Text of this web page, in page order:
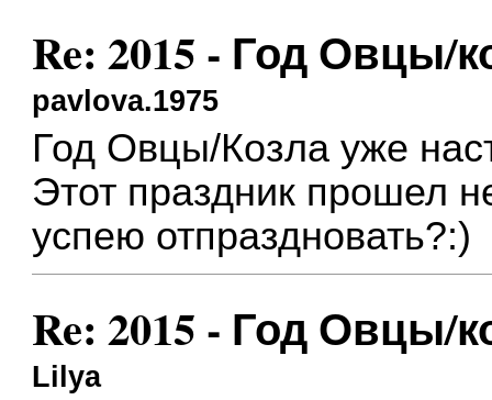
Re: 2015 - Год Овцы/
pavlova.1975
Год Овцы/Козла уже
Этот праздник прошел
успею отпраздновать?:)
Re: 2015 - Год Овцы/
Lilya